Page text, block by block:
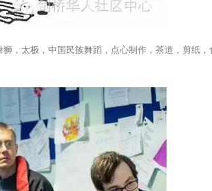
，太极，中国民族舞蹈，点心制作，茶道，剪纸